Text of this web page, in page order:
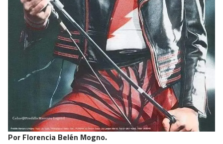
Por Florencia Belén Mogno.